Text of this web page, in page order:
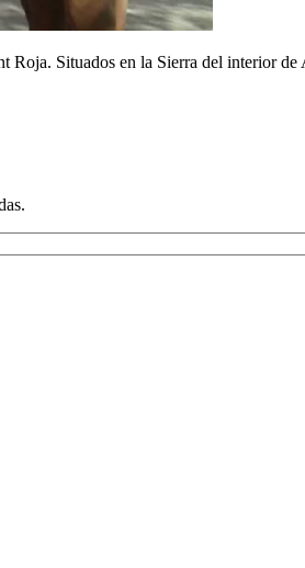
Situados en la Sierra del interior